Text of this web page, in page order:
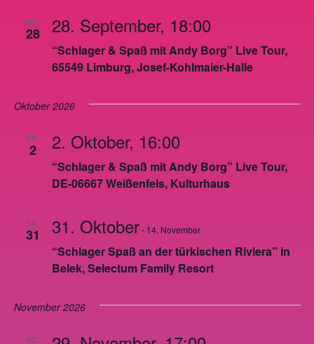
MO.
28
“Schlager & Spaß mit Andy Borg” Live Tour,
65549 Limburg, Josef-Kohlmaier-Halle
28. September, 18:00
Oktober 2026
FR.
2
“Schlager & Spaß mit Andy Borg” Live Tour,
DE-06667 Weißenfels, Kulturhaus
2. Oktober, 16:00
SA.
31
“Schlager Spaß an der türkischen Riviera” in
Belek, Selectum Family Resort
31. Oktober- 14. November
November 2026
SO.